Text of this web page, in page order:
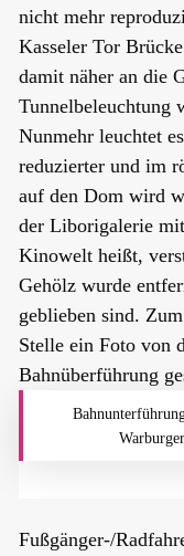
nicht mehr
Kasseler Tor
damit näher an die
Tunnelbeleuchtung
Nunmehr leuchtet
reduzierter und im
auf den Dom wird
der Liborigalerie
Kinowelt heißt,
Gehölz wurde
geblieben sind.
Stelle ein Foto von
Bahnüberführung
Fußgänger-/